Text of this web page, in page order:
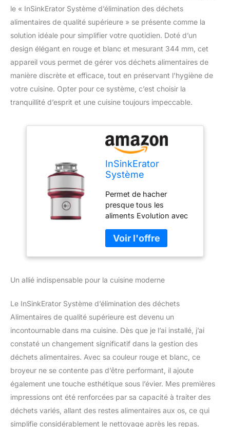
le « InSinkErator Système d’élimination des déchets
alimentaires de qualité supérieure » se présente comme la
solution idéale pour simplifier votre quotidien. Doté d’un
design élégant en rouge et blanc et mesurant 344 mm, cet
appareil vous permet de gérer vos déchets alimentaires de
manière discrète et efficace, tout en préservant l’hygiène de
votre cuisine. Opter pour ce système, c’est choisir la
tranquillité d’esprit et une cuisine toujours impeccable.
InSinkErator
Système
déchets
Alimentaires de
qualité supérieure -
Rouge et Blanc -
344 mm
Permet de hacher
presque tous les
aliments Evolution avec
Fabriqué aux États-Unis
La chambre de broyage
en acier inoxydable
de broyage supérieurs
traitent tous les déchets
Broie la plupart des
de 5 ans
Un allié indispensable pour la cuisine moderne
Le InSinkErator Système d’élimination des déchets
Alimentaires de qualité supérieure est devenu un
incontournable dans ma cuisine. Dès que je l’ai installé, j’ai
constaté un changement significatif dans la gestion des
déchets alimentaires. Avec sa couleur rouge et blanc, ce
broyeur ne se contente pas d’être performant, il ajoute
également une touche esthétique sous l’évier. Mes premières
impressions ont été renforcées par sa capacité à traiter des
déchets variés, allant des restes alimentaires aux os, ce qui
simplifie considérablement le nettoyage après les repas.